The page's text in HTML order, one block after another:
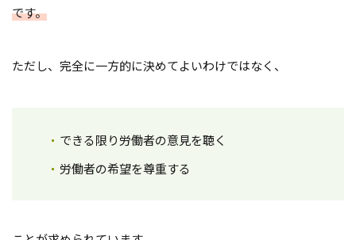
です。
ただし、完全に一方的に決めてよいわけではなく、
できる限り労働者の意見を聴く
労働者の希望を尊重する